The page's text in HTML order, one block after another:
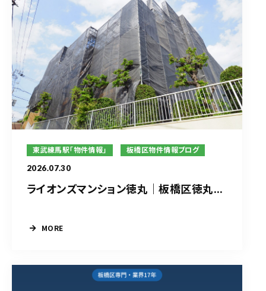
東武練馬駅「物件情報」 板橋区物件情報ブログ
2026.07.30
ライオンズマンション徳丸｜板橋区徳丸...
MORE